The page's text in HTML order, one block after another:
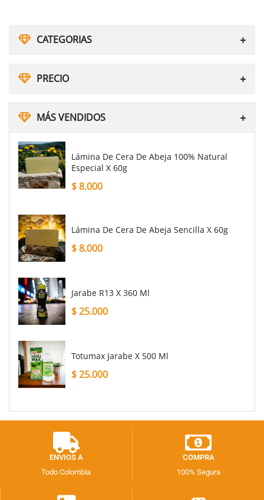
CATEGORIAS
PRECIO
MÁS VENDIDOS
Lámina De Cera De Abeja 100% Natural
Especial X 60g
$8.000
Lámina De Cera De Abeja Sencilla X 60g
$8.000
Jarabe R13 X 360 Ml
$25.000
Totumax Jarabe X 500 Ml
$25.000
ENVIOS A
Todo Colombia
COMPRA
100% Segura